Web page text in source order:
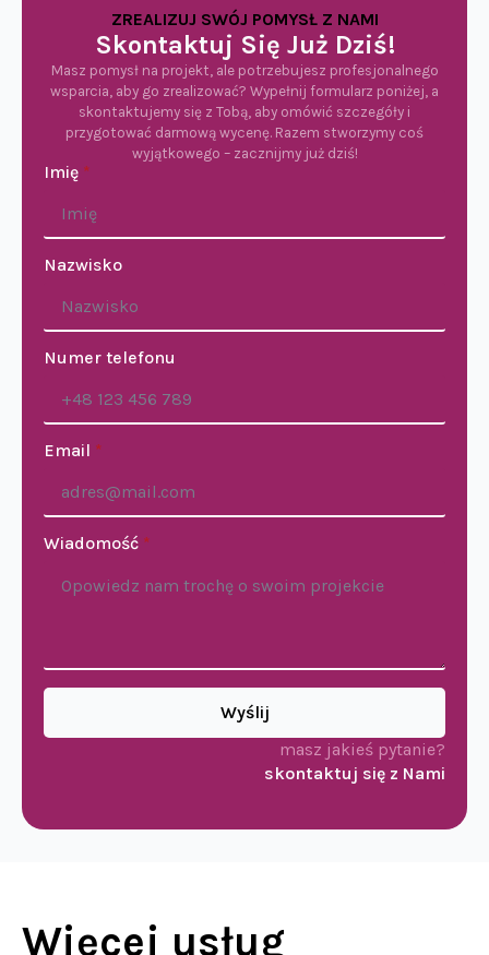
ZREALIZUJ SWÓJ POMYSŁ Z NAMI
Skontaktuj Się Już Dziś!
Masz pomysł na projekt, ale potrzebujesz profesjonalnego
wsparcia, aby go zrealizować? Wypełnij formularz poniżej, a
skontaktujemy się z Tobą, aby omówić szczegóły i
przygotować darmową wycenę. Razem stworzymy coś
wyjątkowego – zacznijmy już dziś!
Imię *
Nazwisko
Numer telefonu
Email *
Wiadomość *
Wyślij
masz jakieś pytanie?
skontaktuj się z Nami
Więcej usług